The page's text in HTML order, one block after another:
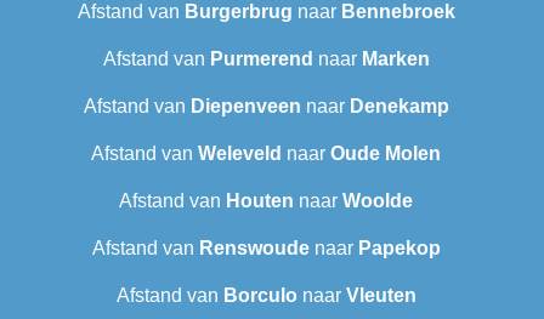
Afstand van Burgerbrug naar Bennebroek
Afstand van Purmerend naar Marken
Afstand van Diepenveen naar Denekamp
Afstand van Weleveld naar Oude Molen
Afstand van Houten naar Woolde
Afstand van Renswoudenaar Papekop
Afstand van Borculo naar Vleuten